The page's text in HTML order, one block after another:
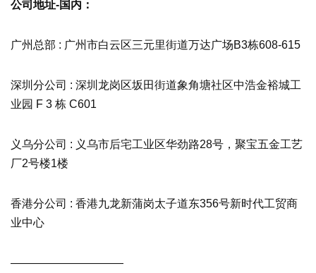
公司地址-国内：
广州总部 : 广州市白云区三元里街道万达广场B3栋608-615
深圳分公司 : 深圳龙岗区坂田街道象角塘社区中浩金裕城工
业园 F 3 栋 C601
义乌分公司 : 义乌市后宅工业区华劲路28号，聚宝五金工艺
厂2号楼1楼
香港分公司 : 香港九龙新蒲岗太子道东356号新时代工贸商
业中心
——————————